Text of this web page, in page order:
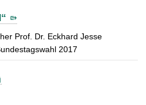
Prof. Dr. Eckhard Jesse
2017